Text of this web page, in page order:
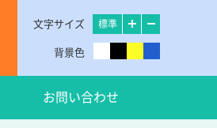
文字サイズ 標準
背景色
お問い合わせ